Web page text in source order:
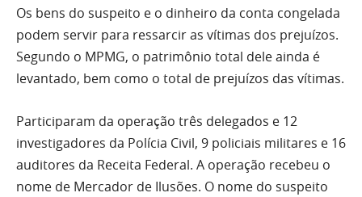
Os bens do suspeito e o dinheiro da conta congelada
podem servir para ressarcir as vítimas dos prejuízos.
Segundo o MPMG, o patrimônio total dele ainda é
levantado, bem como o total de prejuízos das vítimas.
Participaram da operação três delegados e 12
investigadores da Polícia Civil, 9 policiais militares e 16
auditores da Receita Federal. A operação recebeu o
nome de Mercador de Ilusões. O nome do suspeito